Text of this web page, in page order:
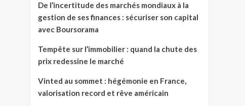
De l’incertitude des marchés mondiaux à la
gestion de ses finances : sécuriser son capital
avec Boursorama
Tempête sur l’immobilier : quand la chute des
prix redessine le marché
Vinted au sommet : hégémonie en France,
valorisation record et rêve américain